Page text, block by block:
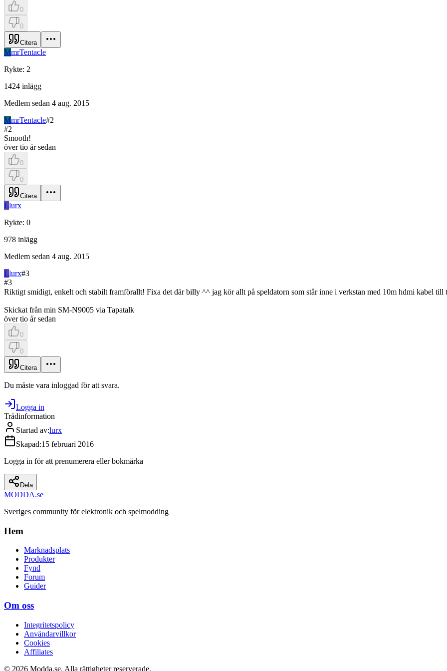
0
0
Citera
MmrTentacle
Rykte: 2
1424 inlägg
Medlem sedan 4 aug. 2015
MmrTentacle#2
#2
Smooth!
över tio år sedan
0
0
Citera
Llurx
Rykte: 0
978 inlägg
Medlem sedan 4 aug. 2015
Llurx#3
#3
Riktigt smidigt, enkelt och stabilt framförallt! Fixa det där billy ^^ jag kör allt på speldatorn som står inne i verkstan med 10m hdmi kabel till
Skickat från min SM-N9005 via Tapatalk
över tio år sedan
0
0
Citera
Du måste vara inloggad för att svara.
Logga in
Trådinformation
Startad av:lurx
Skapad:15 februari 2016
Logga in för att prenumerera eller bokmärka
Dela
MODDA.se
Sveriges community för elektronik och spelmodding
Hem
Marknadsplats
Produkter
Fynd
Forum
Guider
Om oss
Integritetspolicy
Användarvillkor
Cookies
Affiliates
© 2026 Modda.se. Alla rättigheter reserverade.